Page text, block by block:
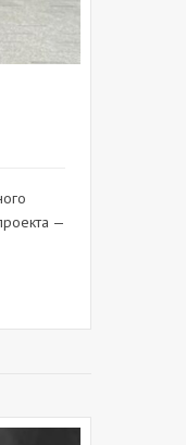
—